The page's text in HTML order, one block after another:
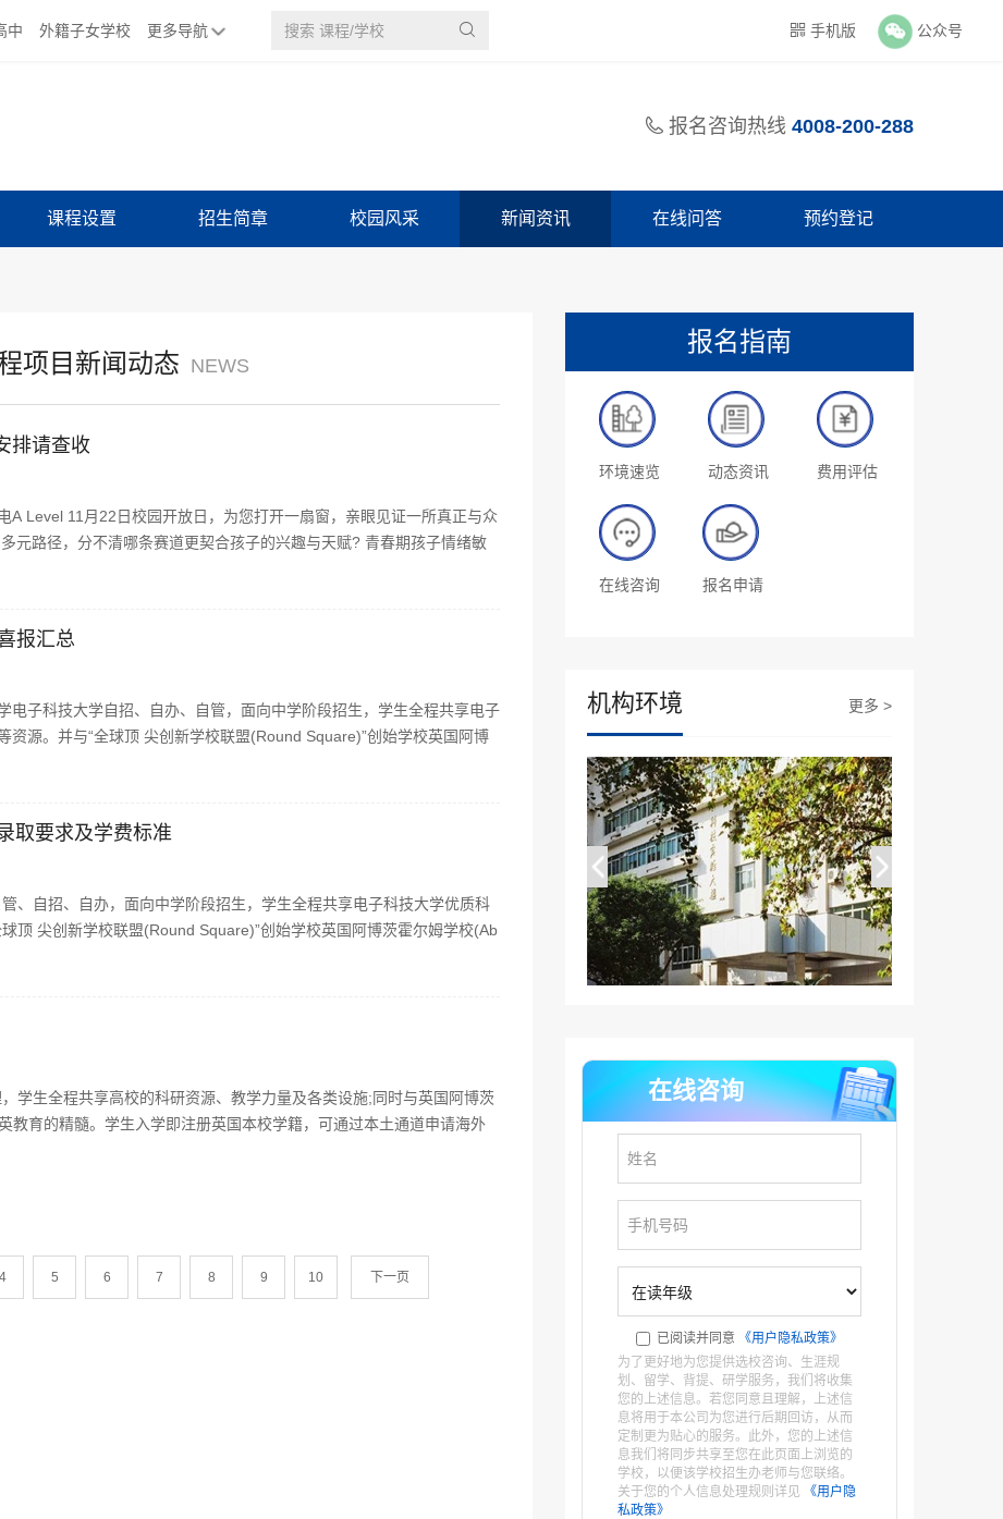
中 外籍子女学校 更多导航   手机版 公众号
 报名咨询热线 4008-200-288
课程设置 招生简章 校园风采 新闻资讯 在线问答 预约登记
项目新闻动态 NEWS
排请查收
A Level 11月22日校园开放日，为您打开一扇窗，亲眼见证一所真正与众
元路径，分不清哪条赛道更契合孩子的兴趣与天赋? 青春期孩子情绪敏
报汇总
电子科技大学自招、自办、自管，面向中学阶段招生，学生全程共享电子
源。并与“全球顶 尖创新学校联盟(Round Square)”创始学校英国阿博
取要求及学费标准
、自招、自办，面向中学阶段招生，学生全程共享电子科技大学优质科
顶 尖创新学校联盟(Round Square)”创始学校英国阿博茨霍尔姆学校(Ab
学生全程共享高校的科研资源、教学力量及各类设施;同时与英国阿博茨
教育的精髓。学生入学即注册英国本校学籍，可通过本土通道申请海外
4 5 6 7 8 9 10 下一页
报名指南
环境速览 动态资讯 费用评估
在线咨询 报名申请
机构环境 更多 >
在线咨询
已阅读并同意
《用户隐私政策》
为了更好地为您提供选校咨询、生涯规
划、留学、背提、研学服务，我们将收集
您的上述信息。若您同意且理解，上述信
息将用于本公司为您进行后期回访，从而
定制更为贴心的服务。此外，您的上述信
息我们将同步共享至您在此页面上浏览的
学校，以便该学校招生办老师与您联络。
关于您的个人信息处理规则详见
《用户隐
私政策》